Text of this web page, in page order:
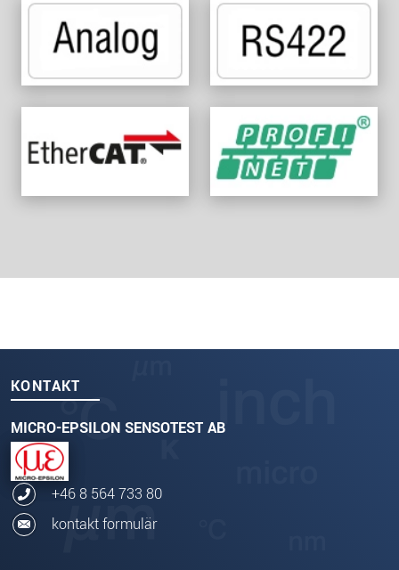
KONTAKT
MICRO-EPSILON SENSOTEST AB
+46 8 564 733 80
kontakt formulär